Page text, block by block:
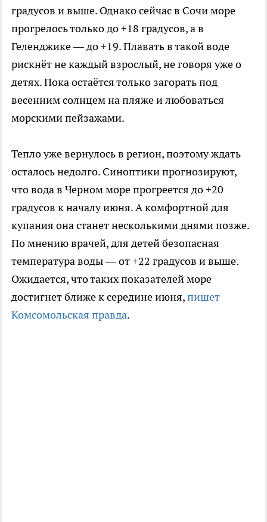
градусов и выше. Однако сейчас в Сочи море
прогрелось только до +18 градусов, а в
Геленджике — до +19. Плавать в такой воде
рискнёт не каждый взрослый, не говоря уже о
детях. Пока остаётся только загорать под
весенним солнцем на пляже и любоваться
морскими пейзажами.
Тепло уже вернулось в регион, поэтому ждать
осталось недолго. Синоптики прогнозируют,
что вода в Черном море прогреется до +20
градусов к началу июня. А комфортной для
купания она станет несколькими днями позже.
По мнению врачей, для детей безопасная
температура воды — от +22 градусов и выше.
Ожидается, что таких показателей море
достигнет ближе к середине июня,пишет
Комсомольская правда.